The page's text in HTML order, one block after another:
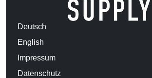
Deutsch
English
Impressum
Datenschutz